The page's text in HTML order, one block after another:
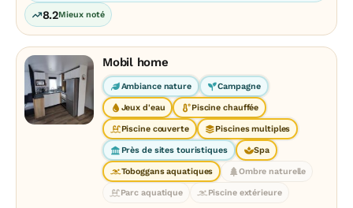
8.2Mieux noté
Mobil home
Ambiance nature Campagne
Jeux d'eau Piscine chauffée
Piscine couverte Piscines multiples
Près de sites touristiques Spa
Toboggans aquatiques Ombre naturelle
Parc aquatique Piscine extérieure